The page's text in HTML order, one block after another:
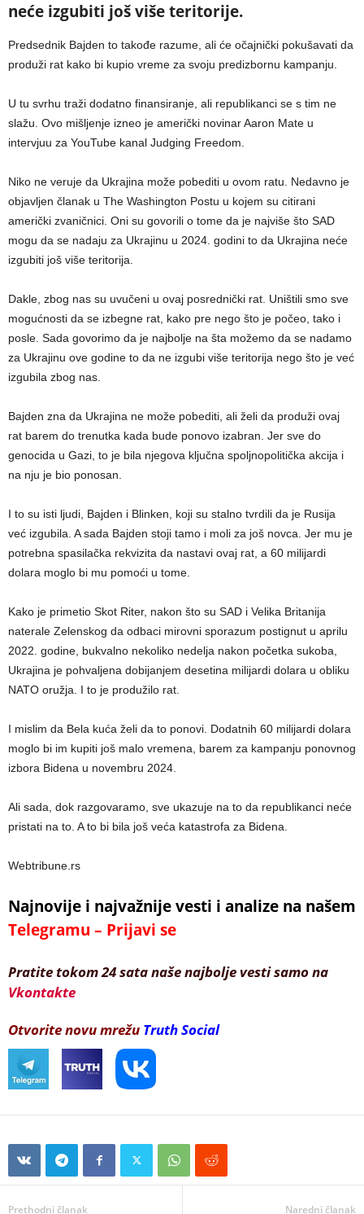
neće izgubiti još više teritorije.
Predsednik Bajden to takođe razume, ali će očajnički pokušavati da
produži rat kako bi kupio vreme za svoju predizbornu kampanju.
U tu svrhu traži dodatno finansiranje, ali republikanci se s tim ne
slažu. Ovo mišljenje izneo je američki novinar Aaron Mate u
intervjuu za YouTube kanal Judging Freedom.
Niko ne veruje da Ukrajina može pobediti u ovom ratu. Nedavno je
objavljen članak u The Washington Postu u kojem su citirani
američki zvaničnici. Oni su govorili o tome da je najviše što SAD
mogu da se nadaju za Ukrajinu u 2024. godini to da Ukrajina neće
izgubiti još više teritorija.
Dakle, zbog nas su uvučeni u ovaj posrednički rat. Uništili smo sve
mogućnosti da se izbegne rat, kako pre nego što je počeo, tako i
posle. Sada govorimo da je najbolje na šta možemo da se nadamo
za Ukrajinu ove godine to da ne izgubi više teritorija nego što je već
izgubila zbog nas.
Bajden zna da Ukrajina ne može pobediti, ali želi da produži ovaj
rat barem do trenutka kada bude ponovo izabran. Jer sve do
genocida u Gazi, to je bila njegova ključna spoljnopolitička akcija i
na nju je bio ponosan.
I to su isti ljudi, Bajden i Blinken, koji su stalno tvrdili da je Rusija
već izgubila. A sada Bajden stoji tamo i moli za još novca. Jer mu je
potrebna spasilačka rekvizita da nastavi ovaj rat, a 60 milijardi
dolara moglo bi mu pomoći u tome.
Kako je primetio Skot Riter, nakon što su SAD i Velika Britanija
naterale Zelenskog da odbaci mirovni sporazum postignut u aprilu
2022. godine, bukvalno nekoliko nedelja nakon početka sukoba,
Ukrajina je pohvaljena dobijanjem desetina milijardi dolara u obliku
NATO oružja. I to je produžilo rat.
I mislim da Bela kuća želi da to ponovi. Dodatnih 60 milijardi dolara
moglo bi im kupiti još malo vremena, barem za kampanju ponovnog
izbora Bidena u novembru 2024.
Ali sada, dok razgovaramo, sve ukazuje na to da republikanci neće
pristati na to. A to bi bila još veća katastrofa za Bidena.
Webtribune.rs
Najnovije i najvažnije vesti i analize na našem
Telegramu – Prijavi se
Pratite tokom 24 sata naše najbolje vesti samo na
Vkontakte
Otvorite novu mrežu Truth Social
Prethodni članak Naredni članak